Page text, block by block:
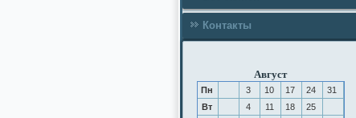
Контакты
Август
Пн 3 10 17 24
31
Вт
4 11 18
25